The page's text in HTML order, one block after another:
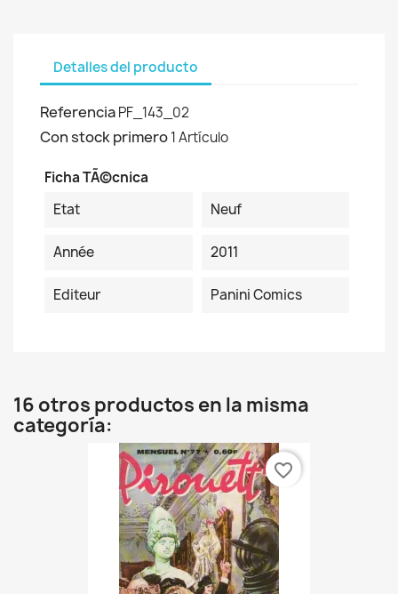
Detalles del producto
ReferenciaPF_143_02
Con stock primero1 Artículo
Ficha TÃ©cnica
Etat
Neuf
Année 2011
Editeur Panini Comics
16 otros productos en la misma
categoría:
favorite_border